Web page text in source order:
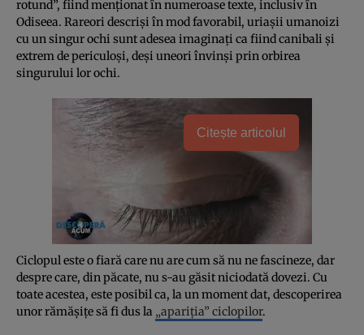
rotund”, fiind menționat în numeroase texte, inclusiv în
Odiseea. Rareori descriși în mod favorabil, uriașii umanoizi
cu un singur ochi sunt adesea imaginați ca fiind canibali și
extrem de periculoși, deși uneori învinși prin orbirea
singurului lor ochi.
Citește articolul
Ciclopul este o fiară care nu are cum să nu ne fascineze, dar
despre care, din păcate, nu s-au găsit niciodată dovezi. Cu
toate acestea, este posibil ca, la un moment dat, descoperirea
unor rămășițe să fi dus la „apariția” ciclopilor.